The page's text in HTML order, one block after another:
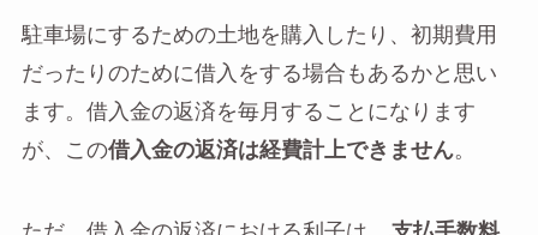
駐車場にするための土地を購入したり、初期費用
だったりのために借入をする場合もあるかと思い
ます。借入金の返済を毎月することになります
が、この借入金の返済は経費計上できません。